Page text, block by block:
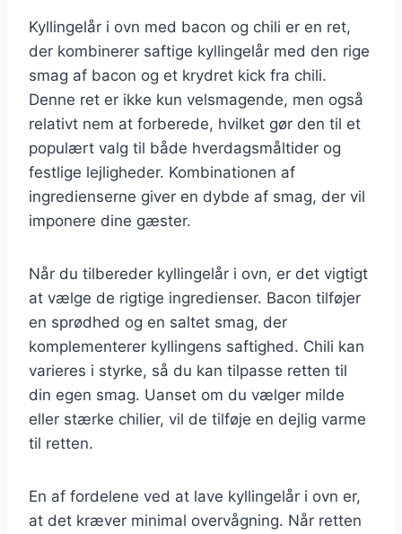
Kyllingelår i ovn med bacon og chili er en ret,
der kombinerer saftige kyllingelår med den rige
smag af bacon og et krydret kick fra chili.
Denne ret er ikke kun velsmagende, men også
relativt nem at forberede, hvilket gør den til et
populært valg til både hverdagsmåltider og
festlige lejligheder. Kombinationen af
ingredienserne giver en dybde af smag, der vil
imponere dine gæster.
Når du tilbereder kyllingelår i ovn, er det vigtigt
at vælge de rigtige ingredienser. Bacon tilføjer
en sprødhed og en saltet smag, der
komplementerer kyllingens saftighed. Chili kan
varieres i styrke, så du kan tilpasse retten til
din egen smag. Uanset om du vælger milde
eller stærke chilier, vil de tilføje en dejlig varme
til retten.
En af fordelene ved at lave kyllingelår i ovn er,
at det kræver minimal overvågning. Når retten